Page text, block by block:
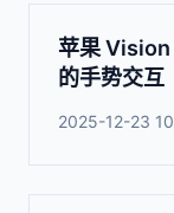
苹果 Vision
的手势交互
2025-12-23